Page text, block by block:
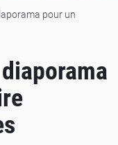
pour un